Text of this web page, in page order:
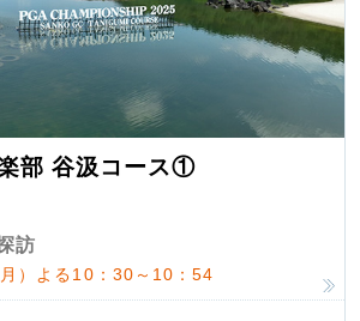
部 谷汲コース①
訪
）よる10：30～10：54